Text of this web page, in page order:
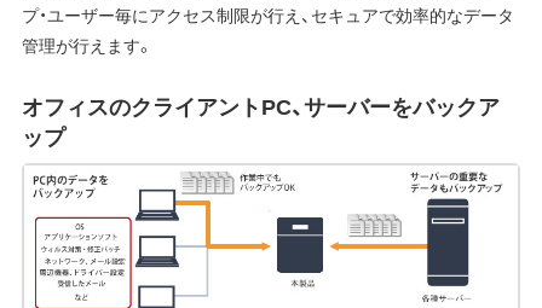
プ・ユーザー毎にアクセス制限が行え、セキュアで効率的なデータ
管理が行えます。
オフィスのクライアントPC、サーバーをバックア
ップ